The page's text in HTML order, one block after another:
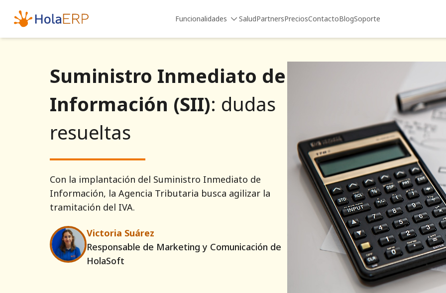
Funcionalidades SaludPartnersPreciosContactoBlogSoporte
Suministro Inmediato de
Información (SII): dudas
resueltas
Con la implantación del Suministro Inmediato de
Información, la Agencia Tributaria busca agilizar la
tramitación del IVA.
Victoria Suárez
Responsable de Marketing y Comunicación de
HolaSoft